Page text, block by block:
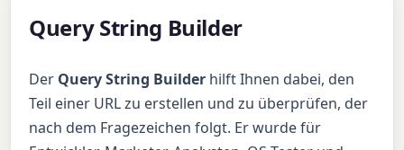
Query String Builder
Der Query String Builder hilft Ihnen dabei, den
Teil einer URL zu erstellen und zu überprüfen, der
nach dem Fragezeichen folgt. Er wurde für